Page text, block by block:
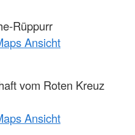
Rüppurr
Ansicht
vom Roten Kreuz
Ansicht